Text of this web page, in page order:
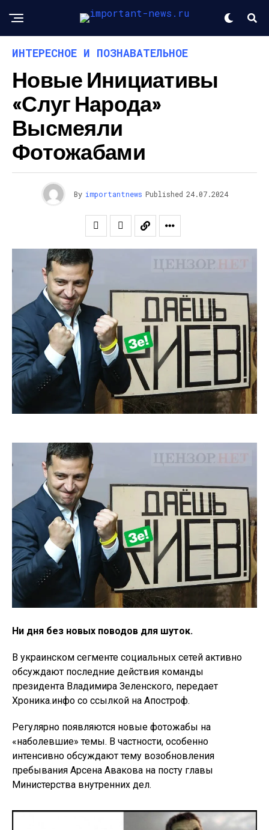
ИНТЕРЕСНОЕ И ПОЗНАВАТЕЛЬНОЕ
Новые Инициативы
«слуг Народа»
Высмеяли
Фотожабами
By importantnews Published 24.07.2024
Ни дня без новых поводов для шуток.
В украинском сегменте социальных сетей активно
обсуждают последние действия команды
президента Владимира Зеленского, передает
Хроника.инфо со ссылкой на Апостроф.
Регулярно появляются новые фотожабы на
«наболевшие» темы. В частности, особенно
интенсивно обсуждают тему возобновления
пребывания Арсена Авакова на посту главы
Министерства внутренних дел.